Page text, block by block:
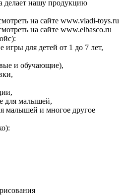
делает нашу продукцию
на сайте www.vladi-toys.ru
на сайте www.elbasco.ru
для детей от 1 до 7 лет,
и обучающие),
для малышей,
малышей и многое другое